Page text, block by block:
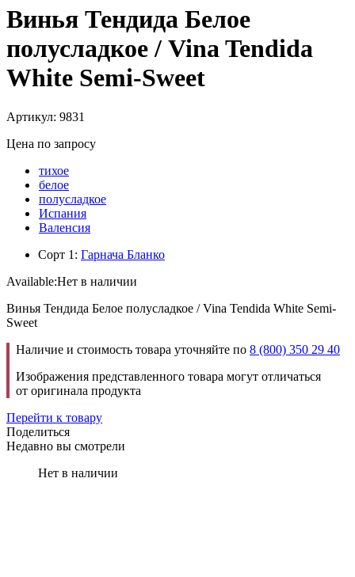
Винья Тендида Белое
полусладкое / Vina Tendida
White Semi-Sweet
Артикул: 9831
Цена по запросу
тихое
белое
полусладкое
Испания
Валенсия
Сорт 1: Гарнача Бланко
Available:Нет в наличии
Винья Тендида Белое полусладкое / Vina Tendida White Semi-
Sweet
Наличие и стоимость товара уточняйте по 8 (800) 350 29 40
Изображения представленного товара могут отличаться
от оригинала продукта
Перейти к товару
Поделиться
Недавно вы смотрели
Нет в наличии